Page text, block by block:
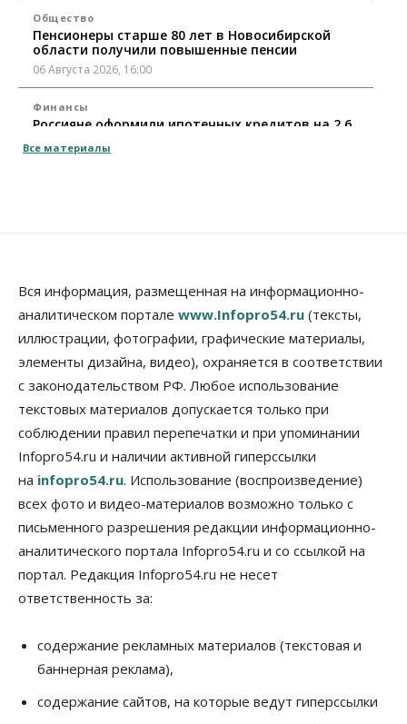
Общество
Пенсионеры старше 80 лет в Новосибирской
области получили повышенные пенсии
06 Августа 2026, 16:00
Финансы
Россияне оформили ипотечных кредитов на 2,6
06 Августа 2026, 15:53
Бизнес
Правительство России продлило разрешение на
выпуск бензина «Евро-3»
06 Августа 2026, 14:00
Общество
«За тех, у кого от 270 баллов,
настоящая борьба»: вузы настойчиво
обзванивают новосибирских высокобалльников
перед зачислением
06 Августа 2026, 13:00
Власть
Режим ЧС ввели в Омской области из-за засухи
06 Августа 2026, 12:15
Новосибирск готовится к визиту Владимира
Путина
Бизнес Недвижимость Общество
Росреестр назвал главные причины
06 Августа 2026, 12:00
Все материалы
Вся информация, размещенная на информационно-
аналитическом портале www.Infopro54.ru (тексты,
иллюстрации, фотографии, графические материалы,
элементы дизайна, видео), охраняется в соответствии
с законодательством РФ. Любое использование
текстовых материалов допускается только при
соблюдении правил перепечатки и при упоминании
Infopro54.ru и наличии активной гиперссылки
на infopro54.ru. Использование (воспроизведение)
всех фото и видео-материалов возможно только с
письменного разрешения редакции информационно-
аналитического портала Infopro54.ru и со ссылкой на
портал. Редакция Infopro54.ru не несет
ответственность за:
содержание рекламных материалов (текстовая и
баннерная реклама),
содержание сайтов, на которые ведут гиперссылки